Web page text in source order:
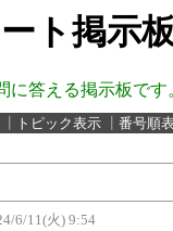
ト掲示板
答える掲示板です
トピック表示 番号順
6/11(火) 9:54